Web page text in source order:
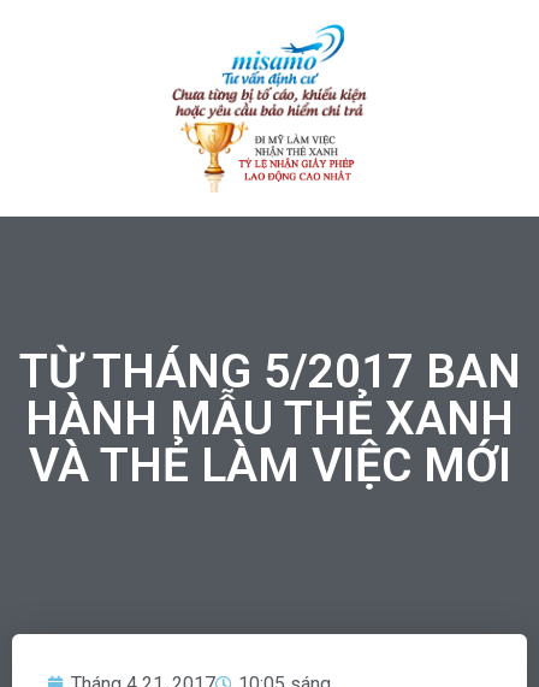
TỪ THÁNG 5/2017 BAN
HÀNH MẪU THẺ XANH
VÀ THẺ LÀM VIỆC MỚI